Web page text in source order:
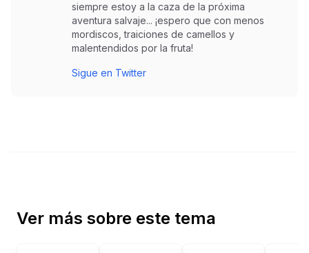
siempre estoy a la caza de la próxima
aventura salvaje... ¡espero que con menos
mordiscos, traiciones de camellos y
malentendidos por la fruta!
Sigue en Twitter
Ver más sobre este tema